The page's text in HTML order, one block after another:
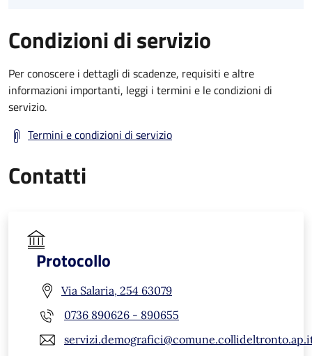
Condizioni di servizio
Per conoscere i dettagli di scadenze, requisiti e altre
informazioni importanti, leggi i termini e le condizioni di
servizio.
Termini e condizioni di servizio
Contatti
Protocollo
Via Salaria, 254 63079
0736 890626 - 890655